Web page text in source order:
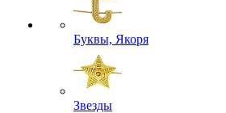
Буквы, Якоря
Звезды